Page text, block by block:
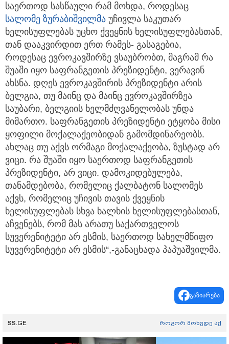
საერთოდ სასწაული რამ მოხდა, როდესაც
სალომე ზურაბიშვილმა უჩივლა საკუთარ
ხელისუფლებას უცხო ქვეყნის ხელისუფლებასთან,
თან დააკვირდით ერთ რამეს- გასაგებია,
როდესაც ევროკავშირზე ვსაუბრობთ, მაგრამ რა
შუაში იყო საფრანგეთის პრეზიდენტი, ვერავინ
ახსნა. დღეს ევროკავშირის პრეზიდენტი არის
ბელგია, თუ მაინც და მაინც ევროკავშირზეა
საუბარი, ბელგიის ხელმძღვანელობას უნდა
მიმართო. საფრანგეთის პრეზიდენტი ეტყობა მისი
ყოფილი მოქალაქეობიდან გამომდინარეობს.
ახლაც თუ აქვს ორმაგი მოქალაქეობა, ზუსტად არ
ვიცი. რა შუაში იყო საერთოდ საფრანგეთის
პრეზიდენტი, არ ვიცი. დამოკიდებულება,
თანამდებობა, რომელიც ქალბატონ სალომეს
აქვს, რომელიც უჩივის თავის ქვეყნის
ხელისუფლებას სხვა ხალხის ხელისუფლებასთან,
აჩვენებს, რომ მას არათუ საქართველოს
სუვერენიტეტი არ ესმის, საერთოდ სახელმწიფო
სუვერენიტეტი არ ესმის“,-განაცხადა პაპუაშვილმა.
გაზიარება
SS.GE როგორ მოხვდე აქ